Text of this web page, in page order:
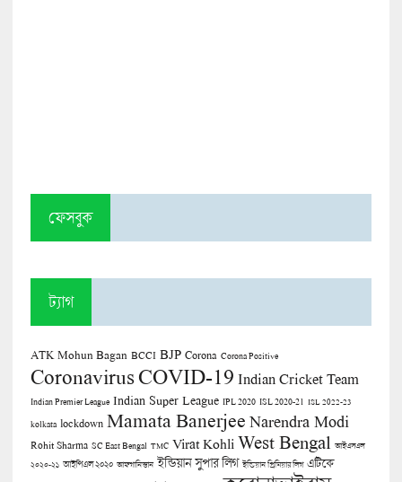
ফেসবুক
ট্যাগ
ATK Mohun Bagan BCCI BJP Corona Corona Positive
CoronavirusCOVID-19 Indian Cricket Team
Indian Premier League Indian Super League IPL 2020 ISL 2020-21 ISL 2022-23
kolkata lockdown Mamata Banerjee Narendra Modi
Rohit Sharma SC East Bengal TMC Virat Kohli West Bengal আইএসএল
২০২০-২১ আইপিএল ২০২০ আফগানিস্তান ইন্ডিয়ান সুপার লিগ ইন্ডিয়ান প্রিমিয়ার লিগ এটিকে